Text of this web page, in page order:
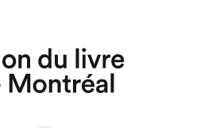
cherchez-vous?